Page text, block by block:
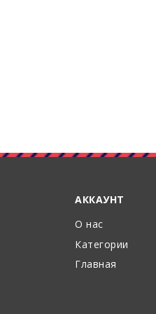
АККАУНТ
О нас
Категории
Главная